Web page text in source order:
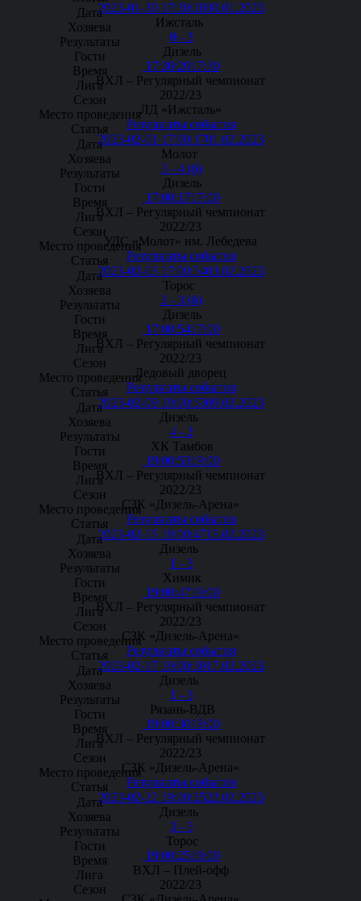
2023-01-30 17:30:2030.01.2023
Ижсталь
0 - 3
Дизель
17:30:2017:30
ВХЛ – Регулярный чемпионат
2022/23
ЛД «Ижсталь»
Результаты события
2023-02-01 17:00:1701.02.2023
Молот
3 - 4 (б)
Дизель
17:00:1717:00
ВХЛ – Регулярный чемпионат
2022/23
УДС «Молот» им. Лебедева
Результаты события
2023-02-03 17:00:5403.02.2023
Торос
2 - 3 (б)
Дизель
17:00:5417:00
ВХЛ – Регулярный чемпионат
2022/23
Ледовый дворец
Результаты события
2023-02-09 19:00:5309.02.2023
Дизель
4 - 2
ХК Тамбов
19:00:5319:00
ВХЛ – Регулярный чемпионат
2022/23
СЗК «Дизель-Арена»
Результаты события
2023-02-15 19:00:4715.02.2023
Дизель
1 - 3
Химик
19:00:4719:00
ВХЛ – Регулярный чемпионат
2022/23
СЗК «Дизель-Арена»
Результаты события
2023-02-17 19:00:3017.02.2023
Дизель
1 - 3
Рязань-ВДВ
19:00:3019:00
ВХЛ – Регулярный чемпионат
2022/23
СЗК «Дизель-Арена»
Результаты события
2023-02-22 19:00:2522.02.2023
Дизель
3 - 5
Торос
19:00:2519:00
ВХЛ – Плей-офф
2022/23